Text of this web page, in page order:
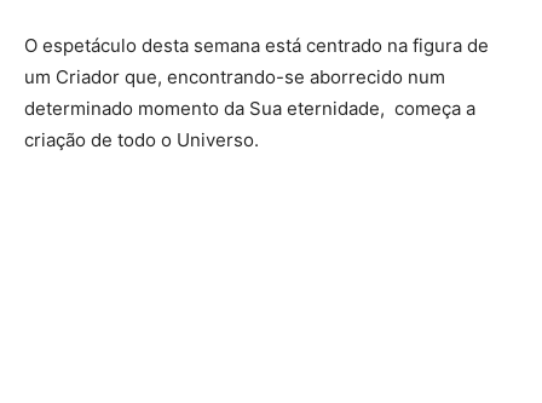
O espetáculo desta semana está centrado na figura de
um Criador que, encontrando-se aborrecido num
determinado momento da Sua eternidade, começa a
criação de todo o Universo.